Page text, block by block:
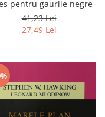
pentru gaurile negre
41,23 Lei
27,49 Lei